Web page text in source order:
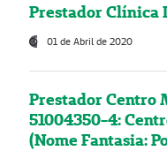
Prestador Clínica
01 de Abril de 2020
Prestador Centro
51004350-4:
(Nome Fantasia: